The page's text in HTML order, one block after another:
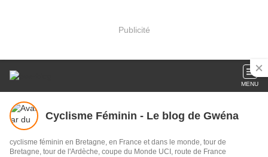
Publicité
MENU
Cyclisme Féminin - Le blog de Gwéna
cyclisme féminin en Bretagne, en France et dans le monde, tour de
Bretagne, tour de l'Ardèche, coupe du Monde UCI, route de France